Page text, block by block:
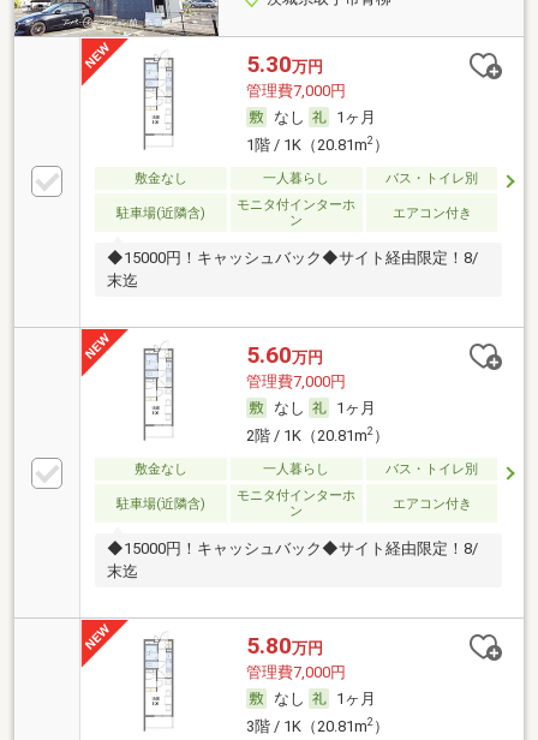
5.30万円
管理費7,000円
なし
1ヶ月
1階 / 1K（20.81m2）
敷金なし 一人暮らし バス・トイレ別
駐車場(近隣含)
モニタ付インターホ
ン
エアコン付き
◆15000円！キャッシュバック◆サイト経由限定！8/
末迄
5.60万円
管理費7,000円
なし
1ヶ月
2階 / 1K（20.81m2）
敷金なし 一人暮らし バス・トイレ別
駐車場(近隣含)
モニタ付インターホ
ン
エアコン付き
◆15000円！キャッシュバック◆サイト経由限定！8/
末迄
5.80万円
管理費7,000円
なし
1ヶ月
3階 / 1K（20.81m2）